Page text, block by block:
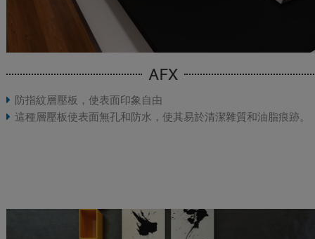
AFX
防指紋層壓板，使表面印象自由
這種層壓板使表面無孔和防水，使其易於清潔雜質和油脂痕跡。